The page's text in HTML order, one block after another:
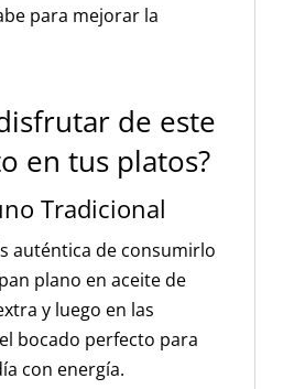
para mejorar la
de este
en tus platos?
Tradicional
auténtica de consumirlo
plano en aceite de
y luego en las
bocado perfecto para
con energía.